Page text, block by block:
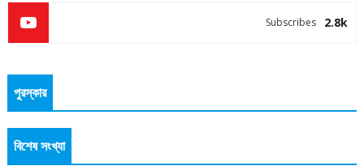
2.8k
Subscribes
পুরস্কার
বিশেষ সংখ্যা